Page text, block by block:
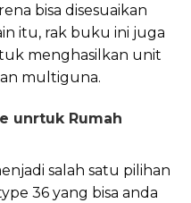
bisa disesuaikan
itu, rak buku ini juga
menghasilkan unit
multiguna.
unrtuk Rumah
salah satu pilihan
36 yang bisa anda